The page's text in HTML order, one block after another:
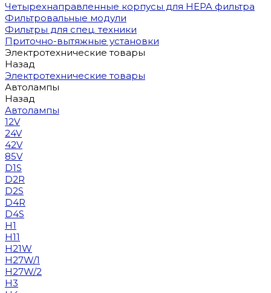
Четырехнаправленные корпусы для HEPA фильтра
Фильтровальные модули
Фильтры для спец. техники
Приточно-вытяжные установки
Электротехнические товары
Назад
Электротехнические товары
Автолампы
Назад
Автолампы
12V
24V
42V
85V
D1S
D2R
D2S
D4R
D4S
H1
H11
H21W
H27W/1
H27W/2
H3